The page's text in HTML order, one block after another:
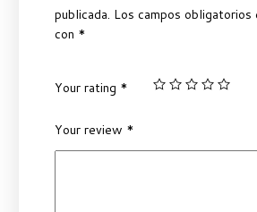
publicada. Los campos obligatorios
con *
Your rating *
Your review *